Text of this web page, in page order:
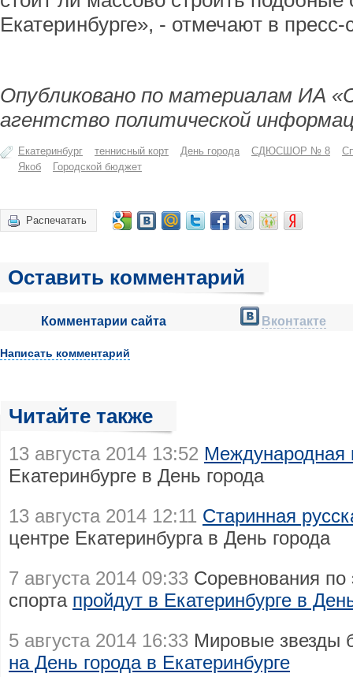
Екатеринбурге», - отмечают в
Опубликовано по материалам ИА
агентство политической
Екатеринбург теннисный корт День города СДЮСШОР № 8
Якоб
Городской бюджет
Распечатать
Оставить комментарий
Комментарии сайта Вконтакте
Написать комментарий
Читайте также
13 августа 2014 13:52 Международная
Екатеринбурге в День города
13 августа 2014 12:11 Старинная
центре Екатеринбурга в День города
7 августа 2014 09:33 Соревнования
спорта пройдут в Екатеринбурге в
5 августа 2014 16:33 Мировые звезды
на День города в Екатеринбурге